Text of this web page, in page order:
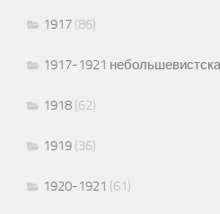
1917 (86)
1917-1921
1918 (62)
1919 (36)
1920-1921 (61)